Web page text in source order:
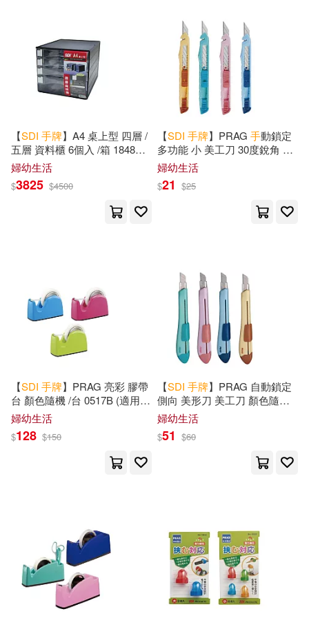
【SDI 手牌】A4 桌上型 四層 /
五層 資料櫃 6個入 /箱 1848N-
四層
婦幼生活
$3825 $4500
【SDI 手牌】PRAG 手動鎖定
多功能 小 美工刀 30度銳角 顏
色隨機 /支 0408C
婦幼生活
$21 $25
【SDI 手牌】PRAG 亮彩 膠帶
台 顏色隨機 /台 0517B (適用內
徑1吋與3吋膠帶)
婦幼生活
$128 $150
【SDI 手牌】PRAG 自動鎖定
側向 美形刀 美工刀 顏色隨機 /
支 0437C
婦幼生活
$51 $60